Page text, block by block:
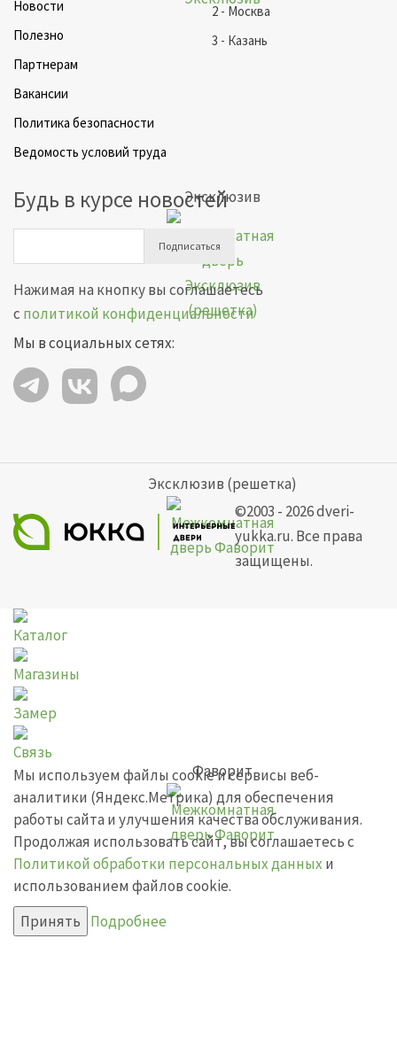
Эксклюзив
Эксклюзив (решетка)
Фаворит
Новости
Полезно
Партнерам
Вакансии
Политика безопасности
Ведомость условий труда
2 - Москва
3 - Казань
Будь в курсе новостей
Подписаться
Нажимая на кнопку вы соглашаетесь
с политикой конфиденциальности
Мы в социальных сетях:
©2003 - 2026 dveri-
yukka.ru. Все права
защищены.
Каталог
Магазины
Замер
Связь
Мы используем файлы cookie и сервисы веб-
аналитики (Яндекс.Метрика) для обеспечения
работы сайта и улучшения качества обслуживания.
Продолжая использовать сайт, вы соглашаетесь с
Политикой обработки персональных данных и
использованием файлов cookie.
Принять Подробнее